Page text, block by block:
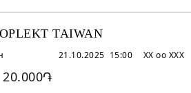
TAIWAN
20.000֏
XX oo XXX
21.10.2025 15:00